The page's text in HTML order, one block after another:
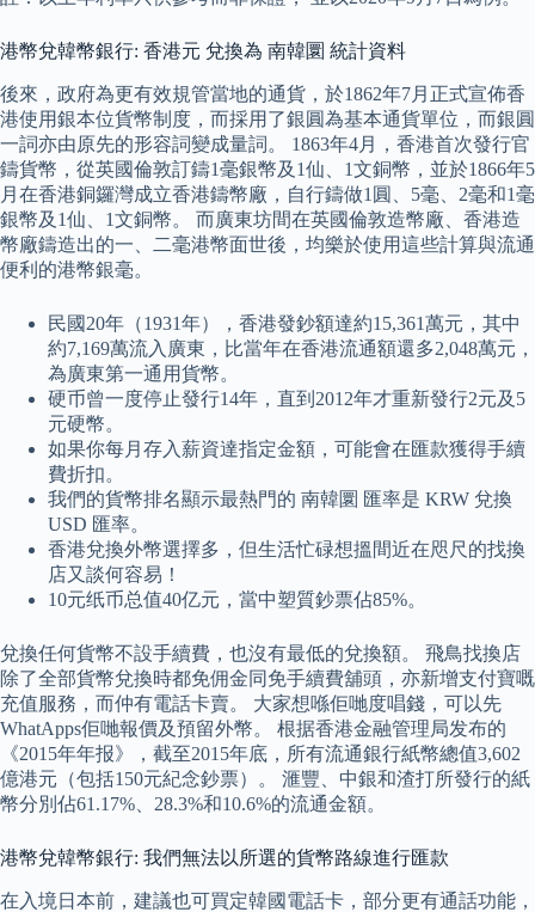
港幣兌韓幣銀行: 香港元 兌換為 南韓圜 統計資料
後來，政府為更有效規管當地的通貨，於1862年7月正式宣佈香
港使用銀本位貨幣制度，而採用了銀圓為基本通貨單位，而銀圓
一詞亦由原先的形容詞變成量詞。 1863年4月，香港首次發行官
鑄貨幣，從英國倫敦訂鑄1毫銀幣及1仙、1文銅幣，並於1866年5
月在香港銅鑼灣成立香港鑄幣廠，自行鑄做1圓、5毫、2毫和1毫
銀幣及1仙、1文銅幣。 而廣東坊間在英國倫敦造幣廠、香港造
幣廠鑄造出的一、二毫港幣面世後，均樂於使用這些計算與流通
便利的港幣銀毫。
民國20年（1931年），香港發鈔額達約15,361萬元，其中
約7,169萬流入廣東，比當年在香港流通額還多2,048萬元，
為廣東第一通用貨幣。
硬币曾一度停止發行14年，直到2012年才重新發行2元及5
元硬幣。
如果你每月存入薪資達指定金額，可能會在匯款獲得手續
費折扣。
我們的貨幣排名顯示最熱門的 南韓圜 匯率是 KRW 兌換
USD 匯率。
香港兌換外幣選擇多，但生活忙碌想搵間近在咫尺的找換
店又談何容易！
10元纸币总值40亿元，當中塑質鈔票佔85%。
兌換任何貨幣不設手續費，也沒有最低的兌換額。 飛鳥找換店
除了全部貨幣兌換時都免佣金同免手續費舖頭，亦新增支付寶嘅
充值服務，而仲有電話卡賣。 大家想喺佢哋度唱錢，可以先
WhatApps佢哋報價及預留外幣。 根据香港金融管理局发布的
《2015年年报》，截至2015年底，所有流通銀行紙幣總值3,602
億港元（包括150元紀念鈔票）。 滙豐、中銀和渣打所發行的紙
幣分別佔61.17%、28.3%和10.6%的流通金額。
港幣兌韓幣銀行: 我們無法以所選的貨幣路線進行匯款
在入境日本前，建議也可買定韓國電話卡，部分更有通話功能，